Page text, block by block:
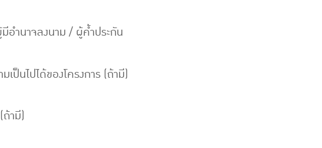
อำนาจลงนาม / ผู้ค้ำประกัน
ป็นไปได้ของโครงการ (ถ้ามี)
ามี)